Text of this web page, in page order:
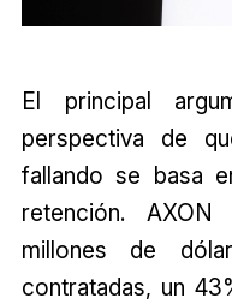
El principal
perspectiva de
fallando se basa
retención.
millones de
contratadas, un